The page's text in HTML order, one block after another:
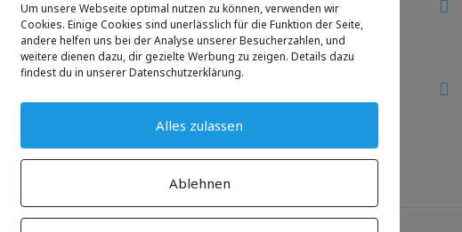
Um unsere Webseite optimal nutzen zu können, verwenden wir
Cookies. Einige Cookies sind unerlässlich für die Funktion der Seite,
andere helfen uns bei der Analyse unserer Besucherzahlen, und
weitere dienen dazu, dir gezielte Werbung zu zeigen. Details dazu
findest du in unserer Datenschutzerklärung.
Alles zulassen
Ablehnen